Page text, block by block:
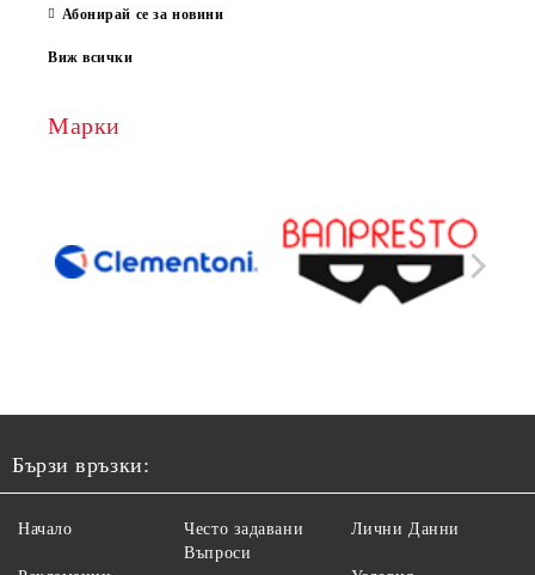
Абонирай се за новини
Виж всички
Марки
Бързи връзки:
Начало
Често задавани
Въпроси
Лични Данни